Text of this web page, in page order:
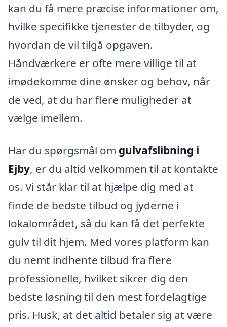
kan du få mere præcise informationer om,
hvilke specifikke tjenester de tilbyder, og
hvordan de vil tilgå opgaven.
Håndværkere er ofte mere villige til at
imødekomme dine ønsker og behov, når
de ved, at du har flere muligheder at
vælge imellem.
Har du spørgsmål om gulvafslibning i
Ejby, er du altid velkommen til at kontakte
os. Vi står klar til at hjælpe dig med at
finde de bedste tilbud og jyderne i
lokalområdet, så du kan få det perfekte
gulv til dit hjem. Med vores platform kan
du nemt indhente tilbud fra flere
professionelle, hvilket sikrer dig den
bedste løsning til den mest fordelagtige
pris. Husk, at det altid betaler sig at være